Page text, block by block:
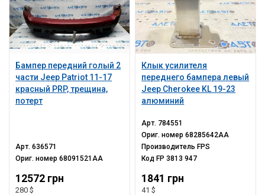
Бампер передний голый 2
части Jeep Patriot 11-17
красный PRP, трещина,
потерт
Арт.636571
Ориг. номер68091521AA
12572 грн
280 $
Клык усилителя
переднего бампера левый
Jeep Cherokee KL 19-23
алюминий
Арт. 784551
Ориг. номер68285642AA
ПроизводительFPS
КодFP 3813 947
1841 грн
41 $